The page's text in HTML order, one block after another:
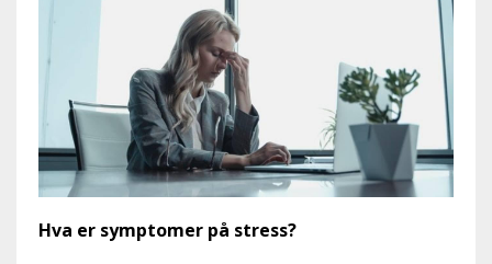
Hva er symptomer på stress?